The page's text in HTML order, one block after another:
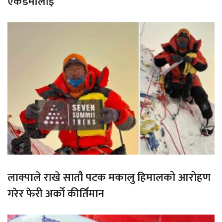
लाक्पाले राखे सातौ पटक मकालु हिमालको आरोहण
गरेर फेरी अर्को कीर्तिमान